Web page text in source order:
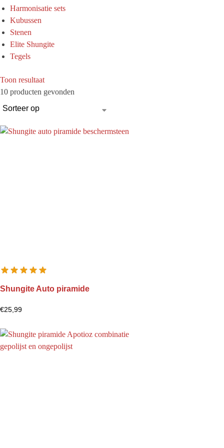
Harmonisatie sets
Kubussen
Stenen
Elite Shungite
Tegels
Toon resultaat
10 producten gevonden
Shungite Auto piramide
€25,99